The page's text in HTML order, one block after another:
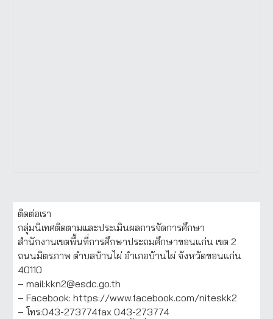
ติดต่อเรา
กลุ่มนิเทศติดตามและประเมินผลการจัดการศึกษา
สำนักงานเขตพื้นที่การศึกษาประถมศึกษาขอนแก่น เขต 2
ถนนมิตรภาพ ตำบลบ้านไผ่ อำเภอบ้านไผ่ จังหวัดขอนแก่น
40110
– mail:kkn2@esdc.go.th
– Facebook: https://www.facebook.com/niteskk2
– โทร:043-273774fax 043-273774